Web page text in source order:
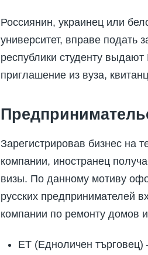
Россиянин, украинец или
университет, вправе подать
республики студенту
приглашение из вуза,
Зарегистрировав бизнес на
компании, иностранец
визы. По данному мотиву
русских предпринимателей
компании по ремонту домов
ЕТ (Едноличен търговец)